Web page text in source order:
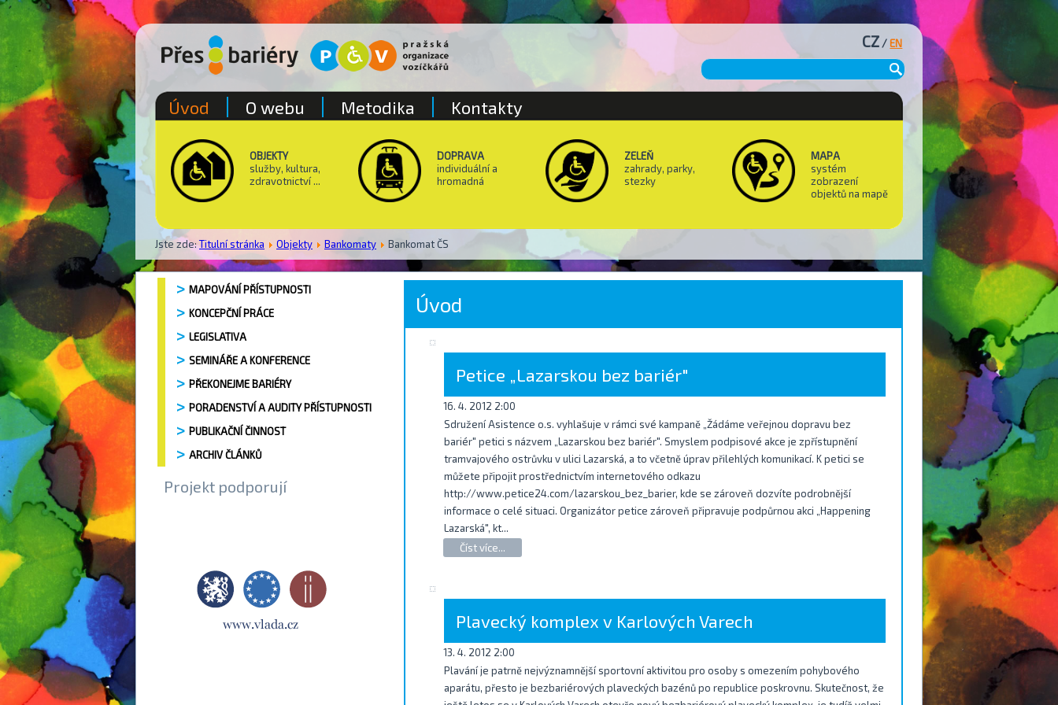
OBJEKTY
služby, kultura,
zdravotnictví ...
DOPRAVA
individuální a
hromadná
ZELEŇ
zahrady, parky,
stezky
MAPA
systém
zobrazení
objektů na mapě
CZ /EN
Jste zde:Titulní stránka Objekty Bankomaty Bankomat ČS
Úvod O webu Metodika Kontakty
MAPOVÁNÍ PŘÍSTUPNOSTI
KONCEPČNÍ PRÁCE
LEGISLATIVA
SEMINÁŘE A KONFERENCE
PŘEKONEJME BARIÉRY
PORADENSTVÍ A AUDITY PŘÍSTUPNOSTI
PUBLIKAČNÍ ČINNOST
ARCHIV ČLÁNKŮ
Projekt podporují
Úvod
Petice „Lazarskou bez bariér"
16. 4. 2012 2:00
Sdružení Asistence o.s. vyhlašuje v rámci své kampaně „Žádáme veřejnou dopravu bez
bariér" petici s názvem „Lazarskou bez bariér". Smyslem podpisové akce je zpřístupnění
tramvajového ostrůvku v ulici Lazarská, a to včetně úprav přilehlých komunikací. K petici se
můžete připojit prostřednictvím internetového odkazu
http://www.petice24.com/lazarskou_bez_barier, kde se zároveň dozvíte podrobnější
informace o celé situaci. Organizátor petice zároveň připravuje podpůrnou akci „Happening
Lazarská", kt...
Číst více...
Plavecký komplex v Karlových Varech
13. 4. 2012 2:00
Plavání je patrně nejvýznamnější sportovní aktivitou pro osoby s omezením pohybového
aparátu, přesto je bezbariérových plaveckých bazénů po republice poskrovnu. Skutečnost, že